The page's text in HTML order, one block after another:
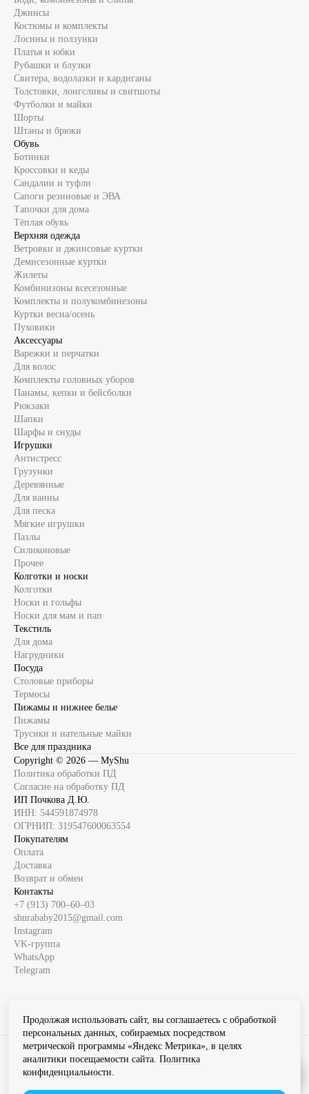
Джинсы
Костюмы и комплекты
Лосины и ползунки
Платья и юбки
Рубашки и блузки
Свитера, водолазки и кардиганы
Толстовки, лонгсливы и свитшоты
Футболки и майки
Шорты
Штаны и брюки
Обувь
Ботинки
Кроссовки и кеды
Сандалии и туфли
Сапоги резиновые и ЭВА
Тапочки для дома
Тёплая обувь
Верхняя одежда
Ветровки и джинсовые куртки
Демисезонные куртки
Жилеты
Комбинизоны всесезонные
Комплекты и полукомбинезоны
Куртки весна/осень
Пуховики
Аксессуары
Варежки и перчатки
Для волос
Комплекты головных уборов
Панамы, кепки и бейсболки
Рюкзаки
Шапки
Шарфы и снуды
Игрушки
Антистресс
Грузунки
Деревянные
Для ванны
Для песка
Мягкие игрушки
Пазлы
Силиконовые
Прочее
Колготки и носки
Колготки
Носки и гольфы
Носки для мам и пап
Текстиль
Для дома
Нагрудники
Посуда
Столовые приборы
Термосы
Пижамы и нижнее белье
Пижамы
Трусики и нательные майки
Все для праздника
Copyright © 2026 — MyShu
Политика обработки ПД
Согласие на обработку ПД
ИП Почкова Д.Ю.
ИНН: 544591874978
ОГРНИП: 319547600063554
Покупателям
Оплата
Доставка
Возврат и обмен
Контакты
+7 (913) 700‒60‒03
shurababy2015@gmail.com
Instagram
VK-группа
WhatsApp
Telegram
Instagram продукт компании Meta которая признана экстремистской
организацией в России
Продолжая использовать сайт, вы соглашаетесь с обработкой
персональных данных, собираемых посредством
метрической программы «Яндекс Метрика», в целях
аналитики посещаемости сайта. Политика
конфиденциальности.